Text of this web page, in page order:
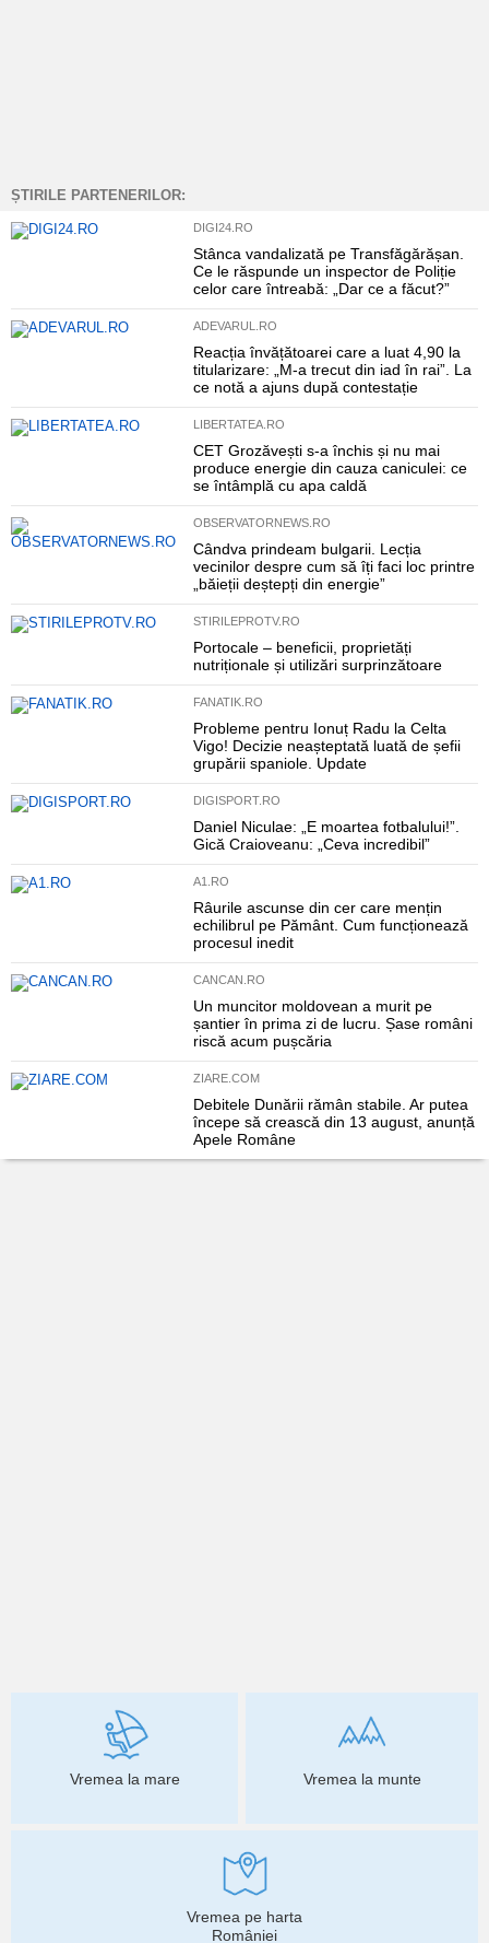
ȘTIRILE PARTENERILOR:
DIGI24.RO
Stânca vandalizată pe Transfăgărășan.
Ce le răspunde un inspector de Poliție
celor care întreabă: „Dar ce a făcut?”
ADEVARUL.RO
Reacția învățătoarei care a luat 4,90 la
titularizare: „M-a trecut din iad în rai”. La
ce notă a ajuns după contestație
LIBERTATEA.RO
CET Grozăvești s-a închis și nu mai
produce energie din cauza caniculei: ce
se întâmplă cu apa caldă
OBSERVATORNEWS.RO
Cândva prindeam bulgarii. Lecția
vecinilor despre cum să îți faci loc printre
„băieții deștepți din energie”
STIRILEPROTV.RO
Portocale – beneficii, proprietăți
nutriționale și utilizări surprinzătoare
FANATIK.RO
Probleme pentru Ionuț Radu la Celta
Vigo! Decizie neașteptată luată de șefii
grupării spaniole. Update
DIGISPORT.RO
Daniel Niculae: „E moartea fotbalului!”.
Gică Craioveanu: „Ceva incredibil”
A1.RO
Râurile ascunse din cer care mențin
echilibrul pe Pământ. Cum funcționează
procesul inedit
CANCAN.RO
Un muncitor moldovean a murit pe
șantier în prima zi de lucru. Șase români
riscă acum pușcăria
ZIARE.COM
Debitele Dunării rămân stabile. Ar putea
începe să crească din 13 august, anunță
Apele Române
Vremea la mare Vremea la munte
Vremea pe harta
României